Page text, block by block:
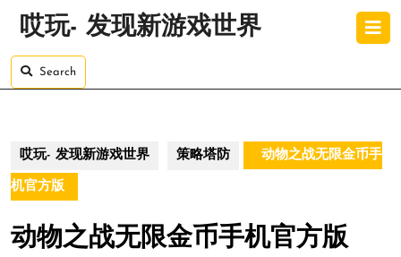
哎玩- 发现新游戏世界
Search
哎玩- 发现新游戏世界 策略塔防 动物之战无限金币手
机官方版
动物之战无限金币手机官方版